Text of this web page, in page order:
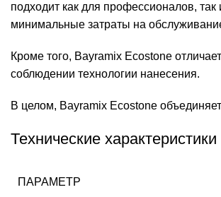
подходит как для профессионалов,
минимальные затраты на
Кроме того, Bayramix Ecostone
соблюдении технологии нанесения.
В целом, Bayramix Ecostone
Технические характеристики
ПАРАМЕТР